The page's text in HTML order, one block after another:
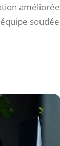
améliorée
soudée